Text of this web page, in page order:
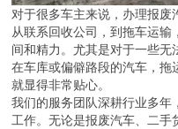
对于很多车主来说，办理报废
从联系回收公司，到拖车运
间和精力。尤其是对于一些
在车库或偏僻路段的汽车，拖
就显得非常贴心。
我们的服务团队深耕行业多年
工作。无论是报废汽车、二手